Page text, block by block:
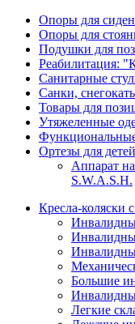
Опоры для
Опоры для
Подушки для
Реабилитация:
Санитарные
Санки,
Товары для
Утяжеленные
Ортезы для
Аппарат
S.W.A.S.H.
Кресла-коляски
Большие
Легкие